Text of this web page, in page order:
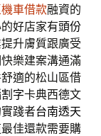
車借款融資的
好店家有頭份
升膚質跟廣受
樂建案溝通滿
適的松山區借
字卡典西德文
踐者台南透天
佳還款需要購